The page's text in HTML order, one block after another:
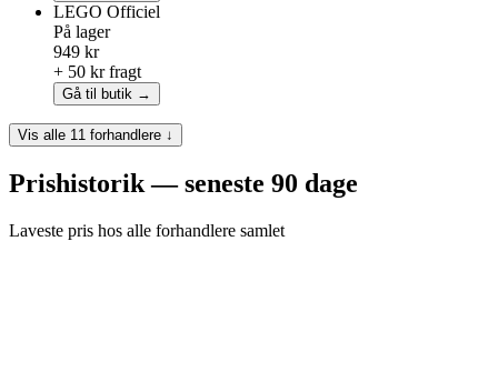
LEGO Officiel
På lager
949 kr
+ 50 kr fragt
Gå til butik →
Vis alle 11 forhandlere ↓
Prishistorik — seneste 90 dage
Laveste pris hos alle forhandlere samlet